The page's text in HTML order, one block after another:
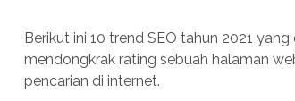
Berikut ini 10 trend SEO tahun 2021
mendongkrak rating sebuah halaman
pencarian di internet.